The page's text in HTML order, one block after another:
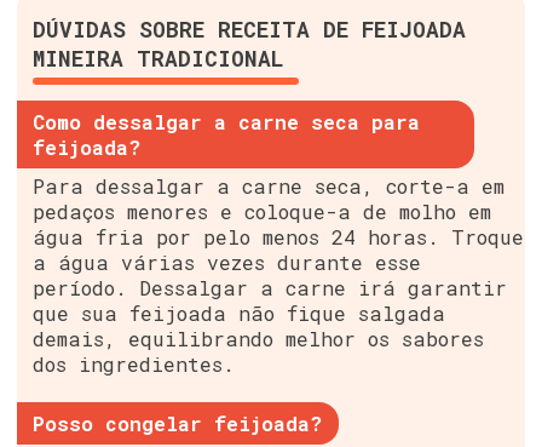
DÚVIDAS SOBRE RECEITA DE FEIJOADA
MINEIRA TRADICIONAL
Como dessalgar a carne seca para
feijoada?
Para dessalgar a carne seca, corte-a em
pedaços menores e coloque-a de molho em
água fria por pelo menos 24 horas. Troque
a água várias vezes durante esse
período. Dessalgar a carne irá garantir
que sua feijoada não fique salgada
demais, equilibrando melhor os sabores
dos ingredientes.
Posso congelar feijoada?